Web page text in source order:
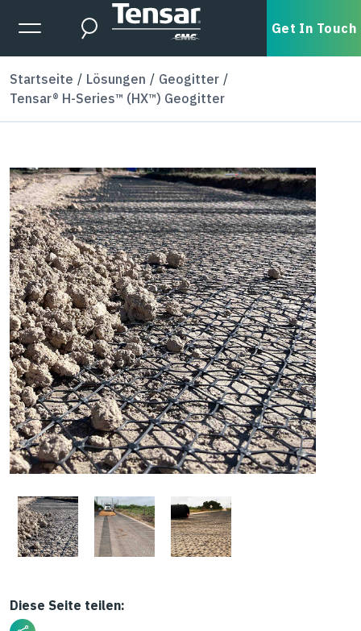
Skip to main content
Expanded Menu Toggle
Search Get In Touch
Startseite Lösungen
Geogitter
Tensar® H-Series™ (HX™) Geogitter
Diese Seite teilen: